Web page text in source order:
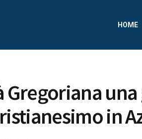
HOME
Gregoriana
in